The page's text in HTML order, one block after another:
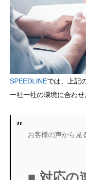
SPEEDLINEでは、上記
一社一社の環境に合わせ
お客様の声から見